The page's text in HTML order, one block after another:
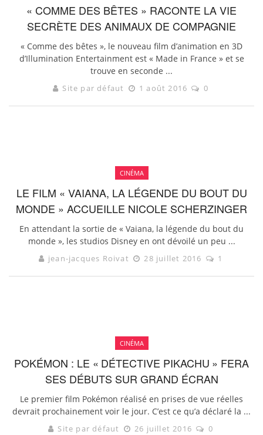
« COMME DES BÊTES » RACONTE LA VIE
SECRÈTE DES ANIMAUX DE COMPAGNIE
« Comme des bêtes », le nouveau film d’animation en 3D
d’Illumination Entertainment est « Made in France » et se
trouve en seconde ...
Site par défaut 1 août 2016 0
CINÉMA
LE FILM « VAIANA, LA LÉGENDE DU BOUT DU
MONDE » ACCUEILLE NICOLE SCHERZINGER
En attendant la sortie de « Vaiana, la légende du bout du
monde », les studios Disney en ont dévoilé un peu ...
jean-jacques Roivat 28 juillet 2016 1
CINÉMA
POKÉMON : LE « DÉTECTIVE PIKACHU » FERA
SES DÉBUTS SUR GRAND ÉCRAN
Le premier film Pokémon réalisé en prises de vue réelles
devrait prochainement voir le jour. C’est ce qu’a déclaré la ...
Site par défaut 26 juillet 2016 0